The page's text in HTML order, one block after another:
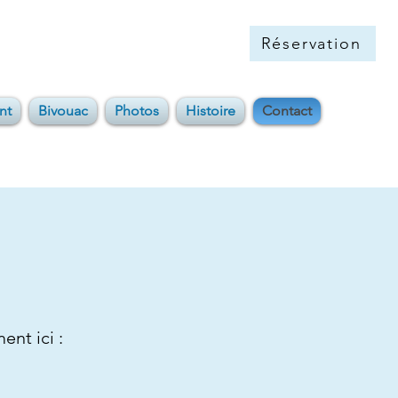
Réservation
Bivouac Photos Histoire Contact
ici :